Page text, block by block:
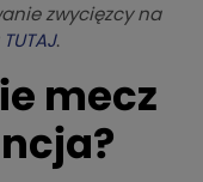
zwycięzcy na
TUTAJ.
mecz